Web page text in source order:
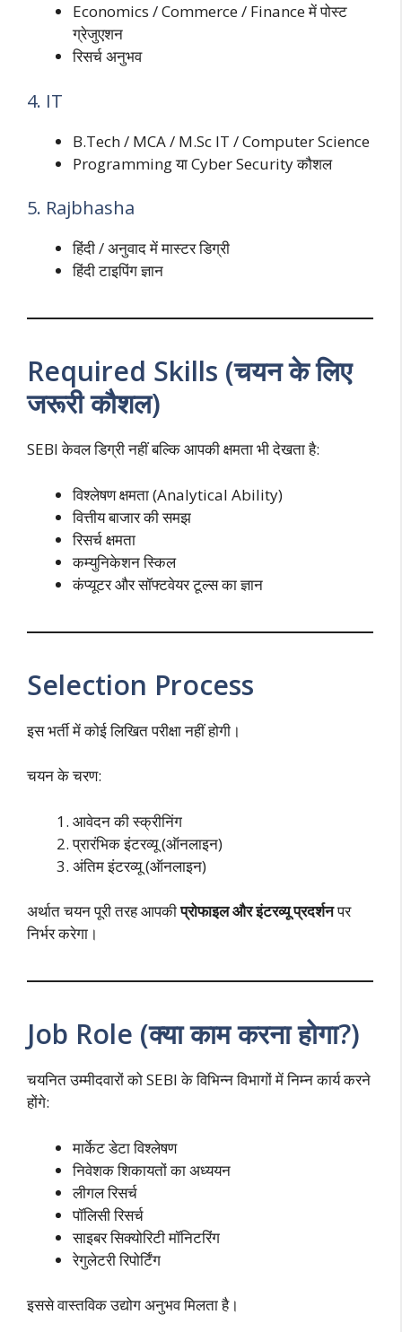
Economics / Commerce / Finance में पोस्ट
ग्रेजुएशन
रिसर्च अनुभव
4. IT
B.Tech / MCA / M.Sc IT / Computer Science
Programming या Cyber Security कौशल
5. Rajbhasha
हिंदी / अनुवाद में मास्टर डिग्री
हिंदी टाइपिंग ज्ञान
Required Skills (चयन के लिए
जरूरी कौशल)
SEBI केवल डिग्री नहीं बल्कि आपकी क्षमता भी देखता है:
विश्लेषण क्षमता (Analytical Ability)
वित्तीय बाजार की समझ
रिसर्च क्षमता
कम्युनिकेशन स्किल
कंप्यूटर और सॉफ्टवेयर टूल्स का ज्ञान
Selection Process
इस भर्ती में कोई लिखित परीक्षा नहीं होगी।
चयन के चरण:
आवेदन की स्क्रीनिंग
प्रारंभिक इंटरव्यू (ऑनलाइन)
अंतिम इंटरव्यू (ऑनलाइन)
अर्थात चयन पूरी तरह आपकीप्रोफाइल और इंटरव्यू प्रदर्शनपर
निर्भर करेगा।
Job Role (क्या काम करना होगा?)
चयनित उम्मीदवारों को SEBI के विभिन्न विभागों में निम्न कार्य करने
होंगे:
मार्केट डेटा विश्लेषण
निवेशक शिकायतों का अध्ययन
लीगल रिसर्च
पॉलिसी रिसर्च
साइबर सिक्योरिटी मॉनिटरिंग
रेगुलेटरी रिपोर्टिंग
इससे वास्तविक उद्योग अनुभव मिलता है।